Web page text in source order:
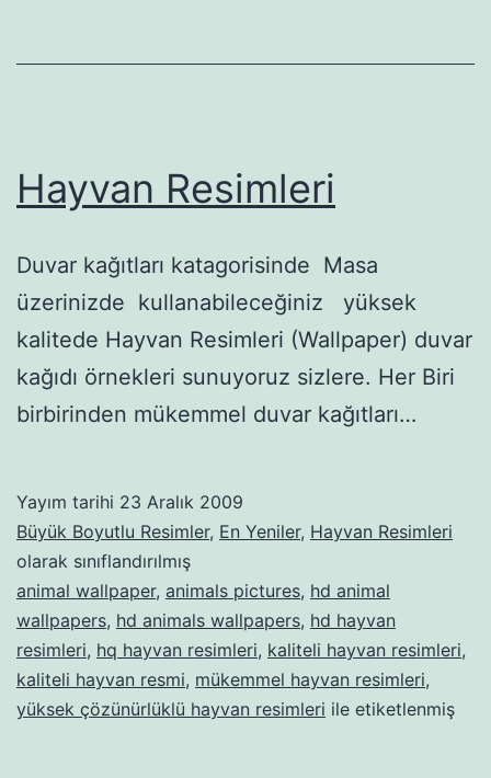
Hayvan Resimleri
Duvar kağıtları katagorisinde Masa
üzerinizde kullanabileceğiniz yüksek
kalitede Hayvan Resimleri (Wallpaper) duvar
kağıdı örnekleri sunuyoruz sizlere. Her Biri
birbirinden mükemmel duvar kağıtları…
Yayım tarihi 23 Aralık 2009
Büyük Boyutlu Resimler, En Yeniler, Hayvan Resimleri
olarak sınıflandırılmış
animal wallpaper, animals pictures, hd animal
wallpapers, hd animals wallpapers, hd hayvan
resimleri, hq hayvan resimleri, kaliteli hayvan resimleri,
kaliteli hayvan resmi, mükemmel hayvan resimleri,
yüksek çözünürlüklü hayvan resimleri ile etiketlenmiş